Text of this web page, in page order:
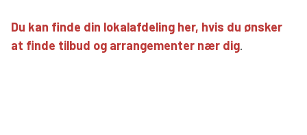
Støt os
Du kan finde din lokalafdeling her, hvis du ønsker
at finde tilbud og arrangementer nær dig.